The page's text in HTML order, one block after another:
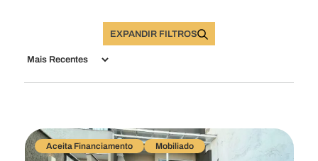
EXPANDIR FILTROS
Comprar
Aceita Financiamento Mobiliado